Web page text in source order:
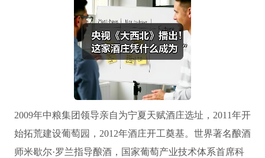
2009年中粮集团领导亲自为宁夏天赋酒庄选址，2011年开
始拓荒建设葡萄园，2012年酒庄开工奠基。世界著名酿酒
师米歇尔·罗兰指导酿酒，国家葡萄产业技术体系首席科